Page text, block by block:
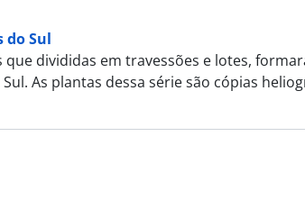
do Sul
que divididas em travessões e lotes,
As plantas dessa série são cópias